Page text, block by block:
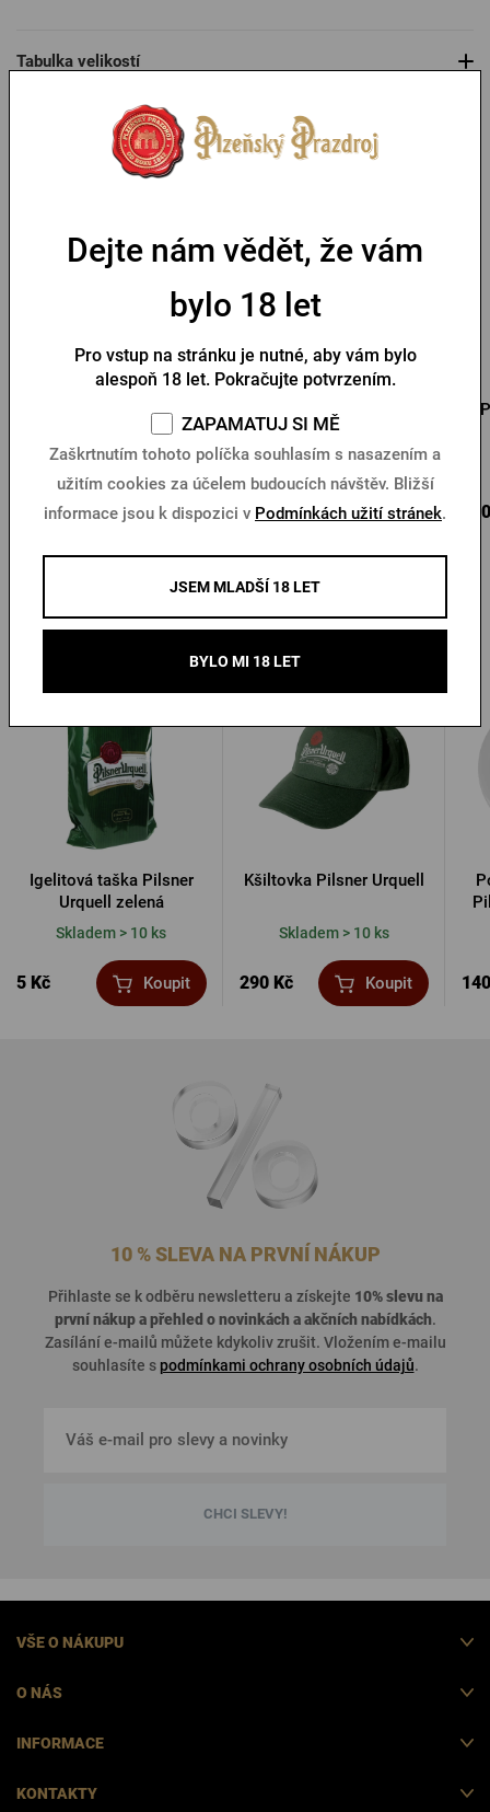
Tabulka velikostí
Mohlo by se vám líbit
Pánské triko Pilsner
Urquell béžová pečeť
Skladem > 10 ks
375 Kč Koupit
Pánské triko PU logo s
pečetí černé
Skladem > 10 ks
550 Kč Koupit
Další produkty od Pilsner Urquell
Igelitová taška Pilsner
Urquell zelená
Skladem > 10 ks
5 Kč Koupit
Kšiltovka Pilsner Urquell
Skladem > 10 ks
290 Kč Koupit
10 % SLEVA NA PRVNÍ NÁKUP
Přihlaste se k odběru newsletteru a získejte 10% slevu na
první nákup a přehled o novinkách a akčních nabídkách.
Zasílání e-mailů můžete kdykoliv zrušit. Vložením e-mailu
souhlasíte s podmínkami ochrany osobních údajů.
CHCI SLEVY!
VŠE O NÁKUPU
O NÁS
INFORMACE
KONTAKTY
Dejte nám vědět, že vám
bylo 18 let
Pro vstup na stránku je nutné, aby vám bylo
alespoň 18 let. Pokračujte potvrzením.
ZAPAMATUJ SI MĚ
Zaškrtnutím tohoto políčka souhlasím s nasazením a
užitím cookies za účelem budoucích návštěv. Bližší
informace jsou k dispozici v Podmínkách užití stránek.
JSEM MLADŠÍ 18 LET
BYLO MI 18 LET